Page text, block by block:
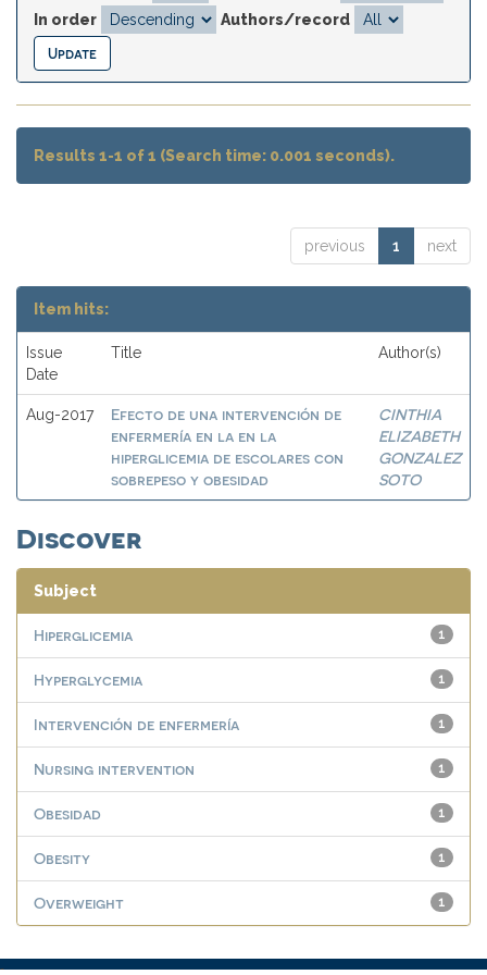
In order
Authors/record
Results 1-1 of 1 (Search time: 0.001 seconds).
previous 1 next
Item hits:
Issue
Date
Title Author(s)
Aug-2017
Efecto de una intervención de
enfermería en la en la
hiperglicemia de escolares con
sobrepeso y obesidad
CINTHIA
ELIZABETH
GONZALEZ
SOTO
Discover
Subject
1
Hiperglicemia
1
Hyperglycemia
1
Intervención de enfermería
1
Nursing intervention
1
Obesidad
1
Obesity
1
Overweight